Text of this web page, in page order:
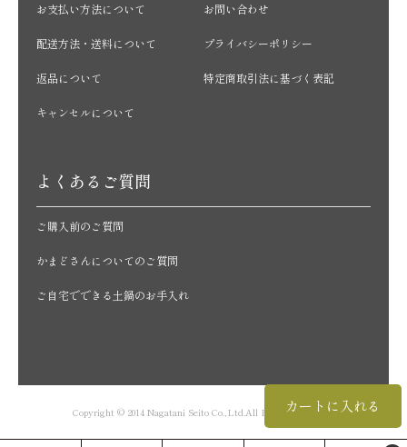
カートに入れる
お支払い方法について
配送方法・送料について
返品について
キャンセルについて
お問い合わせ
プライバシーポリシー
特定商取引法に基づく表記
よくあるご質問
ご購入前のご質問
かまどさんについてのご質問
ご自宅でできる土鍋のお手入れ
Copyright © 2014 Nagatani Seito Co.,Ltd.All Rights Reserved.